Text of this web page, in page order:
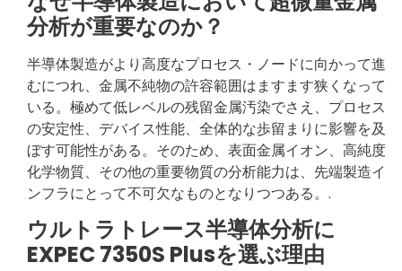
分析が重要なのか？
半導体製造がより高度なプロセス・ノードに向かって進
むにつれ、金属不純物の許容範囲はますます狭くなって
いる。極めて低レベルの残留金属汚染でさえ、プロセス
の安定性、デバイス性能、全体的な歩留まりに影響を及
ぼす可能性がある。そのため、表面金属イオン、高純度
化学物質、その他の重要物質の分析能力は、先端製造イ
ンフラにとって不可欠なものとなりつつある。.
ウルトラトレース半導体分析に
EXPEC 7350S Plusを選ぶ理由